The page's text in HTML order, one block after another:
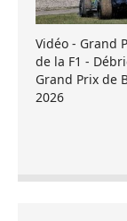
Vidéo - Grand
de la F1 -
Grand Prix de
2026